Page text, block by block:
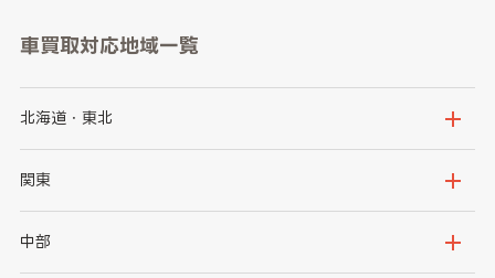
車買取対応地域一覧
北海道・東北
北海道
岩手県
関東
茨城県
中部